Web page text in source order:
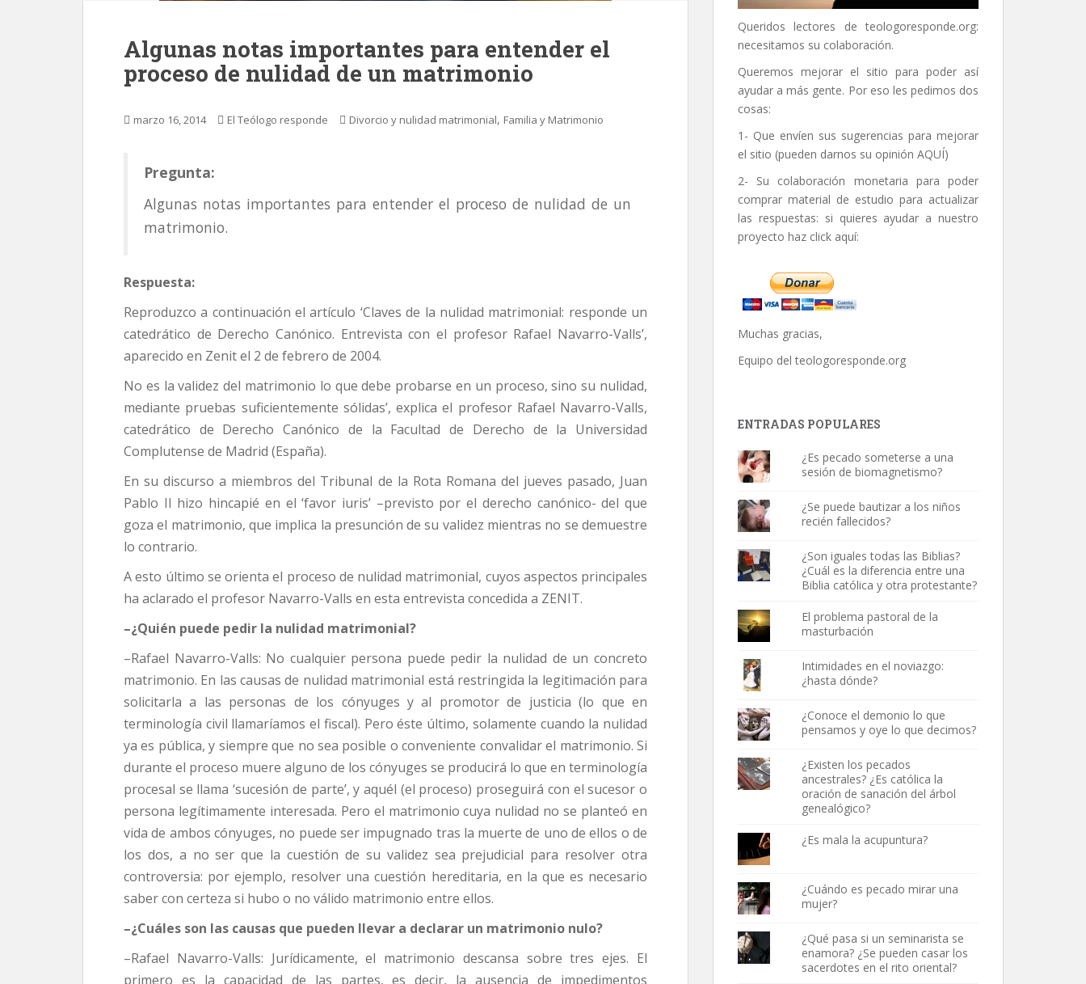
Algunas notas importantes para entender el
proceso de nulidad de un matrimonio
marzo 16, 2014 El Teólogo responde Divorcio y nulidad matrimonial, Familia y Matrimonio
Pregunta:
Algunas notas importantes para entender el proceso de nulidad de un
matrimonio.
Respuesta:
Reproduzco a continuación el artículo ‘Claves de la nulidad matrimonial: responde un
catedrático de Derecho Canónico. Entrevista con el profesor Rafael Navarro-Valls’,
aparecido en Zenit el 2 de febrero de 2004.
No es la validez del matrimonio lo que debe probarse en un proceso, sino su nulidad,
mediante pruebas suficientemente sólidas’, explica el profesor Rafael Navarro-Valls,
catedrático de Derecho Canónico de la Facultad de Derecho de la Universidad
Complutense de Madrid (España).
En su discurso a miembros del Tribunal de la Rota Romana del jueves pasado, Juan
Pablo II hizo hincapié en el ‘favor iuris’ –previsto por el derecho canónico- del que
goza el matrimonio, que implica la presunción de su validez mientras no se demuestre
lo contrario.
A esto último se orienta el proceso de nulidad matrimonial, cuyos aspectos principales
ha aclarado el profesor Navarro-Valls en esta entrevista concedida a ZENIT.
–¿Quién puede pedir la nulidad matrimonial?
–Rafael Navarro-Valls: No cualquier persona puede pedir la nulidad de un concreto
matrimonio. En las causas de nulidad matrimonial está restringida la legitimación para
solicitarla a las personas de los cónyuges y al promotor de justicia (lo que en
terminología civil llamaríamos el fiscal). Pero éste último, solamente cuando la nulidad
ya es pública, y siempre que no sea posible o conveniente convalidar el matrimonio. Si
durante el proceso muere alguno de los cónyuges se producirá lo que en terminología
procesal se llama ‘sucesión de parte’, y aquél (el proceso) proseguirá con el sucesor o
persona legítimamente interesada. Pero el matrimonio cuya nulidad no se planteó en
vida de ambos cónyuges, no puede ser impugnado tras la muerte de uno de ellos o de
los dos, a no ser que la cuestión de su validez sea prejudicial para resolver otra
controversia: por ejemplo, resolver una cuestión hereditaria, en la que es necesario
saber con certeza si hubo o no válido matrimonio entre ellos.
–¿Cuáles son las causas que pueden llevar a declarar un matrimonio nulo?
–Rafael Navarro-Valls: Jurídicamente, el matrimonio descansa sobre tres ejes. El
primero es la capacidad de las partes, es decir, la ausencia de impedimentos
Queridos lectores de teologoresponde.org:
necesitamos su colaboración.
Queremos mejorar el sitio para poder así
ayudar a más gente. Por eso les pedimos dos
cosas:
1- Que envíen sus sugerencias para mejorar
el sitio (pueden darnos su opinión AQUÍ)
2- Su colaboración monetaria para poder
comprar material de estudio para actualizar
las respuestas: si quieres ayudar a nuestro
proyecto haz click aquí:
Muchas gracias,
Equipo del teologoresponde.org
ENTRADAS POPULARES
¿Es pecado someterse a una
sesión de biomagnetismo?
¿Se puede bautizar a los niños
recién fallecidos?
¿Son iguales todas las Biblias?
¿Cuál es la diferencia entre una
Biblia católica y otra protestante?
El problema pastoral de la
masturbación
Intimidades en el noviazgo:
¿hasta dónde?
¿Conoce el demonio lo que
pensamos y oye lo que decimos?
¿Existen los pecados
ancestrales? ¿Es católica la
oración de sanación del árbol
genealógico?
¿Es mala la acupuntura?
¿Cuándo es pecado mirar una
mujer?
¿Qué pasa si un seminarista se
enamora? ¿Se pueden casar los
sacerdotes en el rito oriental?